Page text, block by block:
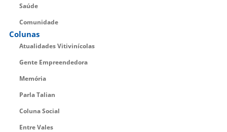
Saúde
Comunidade
Colunas
Atualidades Vitivinícolas
Gente Empreendedora
Memória
Parla Talian
Coluna Social
Entre Vales